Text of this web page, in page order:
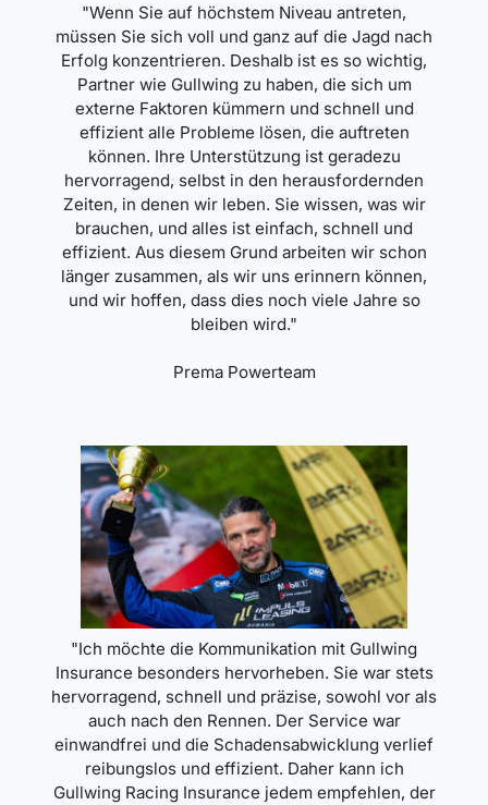
"Wenn Sie auf höchstem Niveau antreten,
müssen Sie sich voll und ganz auf die Jagd nach
Erfolg konzentrieren. Deshalb ist es so wichtig,
Partner wie Gullwing zu haben, die sich um
externe Faktoren kümmern und schnell und
effizient alle Probleme lösen, die auftreten
können. Ihre Unterstützung ist geradezu
hervorragend, selbst in den herausfordernden
Zeiten, in denen wir leben. Sie wissen, was wir
brauchen, und alles ist einfach, schnell und
effizient. Aus diesem Grund arbeiten wir schon
länger zusammen, als wir uns erinnern können,
und wir hoffen, dass dies noch viele Jahre so
bleiben wird."
Prema Powerteam
"Ich möchte die Kommunikation mit Gullwing
Insurance besonders hervorheben. Sie war stets
hervorragend, schnell und präzise, ​​sowohl vor als
auch nach den Rennen. Der Service war
einwandfrei und die Schadensabwicklung verlief
reibungslos und effizient. Daher kann ich
Gullwing Racing Insurance jedem empfehlen, der